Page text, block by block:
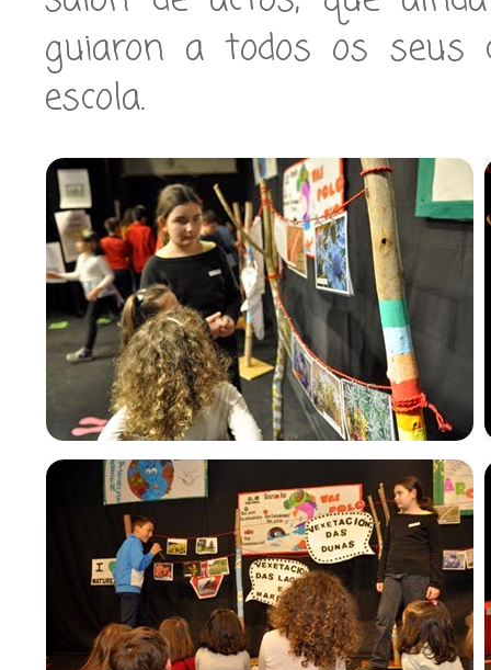
guiaron a todos os seus
escola.